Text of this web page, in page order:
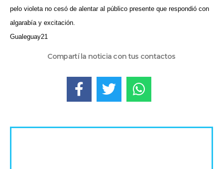
pelo violeta no cesó de alentar al público presente que respondió con
algarabía y excitación.
Gualeguay21
Compartí la noticia con tus contactos